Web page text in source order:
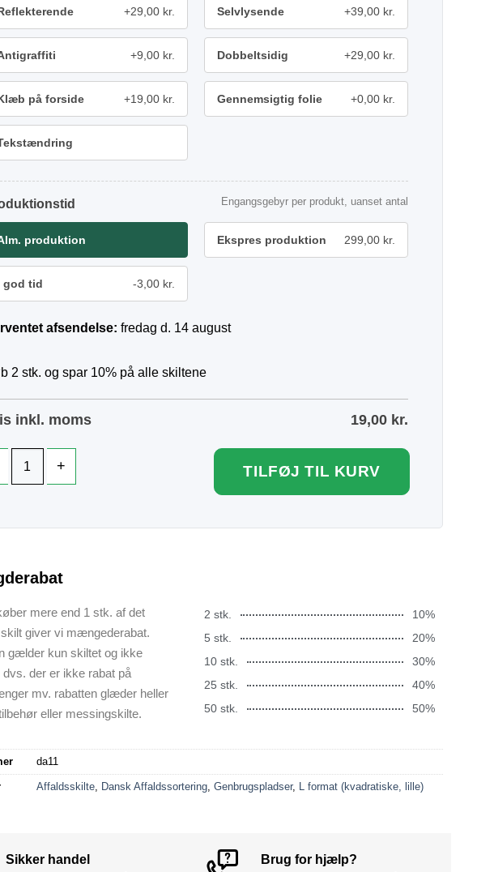
+29,00 kr. Selvlysende +39,00 kr.
+9,00 kr. Dobbeltsidig +29,00 kr.
på forside +19,00 kr. Gennemsigtig folie +0,00 kr.
Engangsgebyr per produkt, uanset antal
produktion Ekspres produktion 299,00 kr.
god tid -3,00 kr.
afsendelse: fredag d. 14 august
2 stk. og spar 10% på alle skiltene
inkl. moms 19,00 kr.
TILFØJ TIL KURV
mere end 1 stk. af det
giver vi mængederabat.
gælder kun skiltet og ikke
der er ikke rabat på
mv. rabatten glæder heller
eller messingskilte.
2 stk.
10%
5 stk.
20%
10 stk.
30%
25 stk.
40%
50 stk.
50%
da11
Affaldsskilte Dansk Affaldssortering Genbrugspladser, L format (kvadratiske, lille)
Sikker handel
Brug for hjælp?